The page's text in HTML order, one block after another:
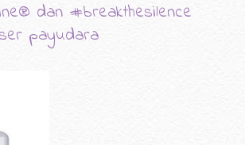
dan #breakthesilence
payudara